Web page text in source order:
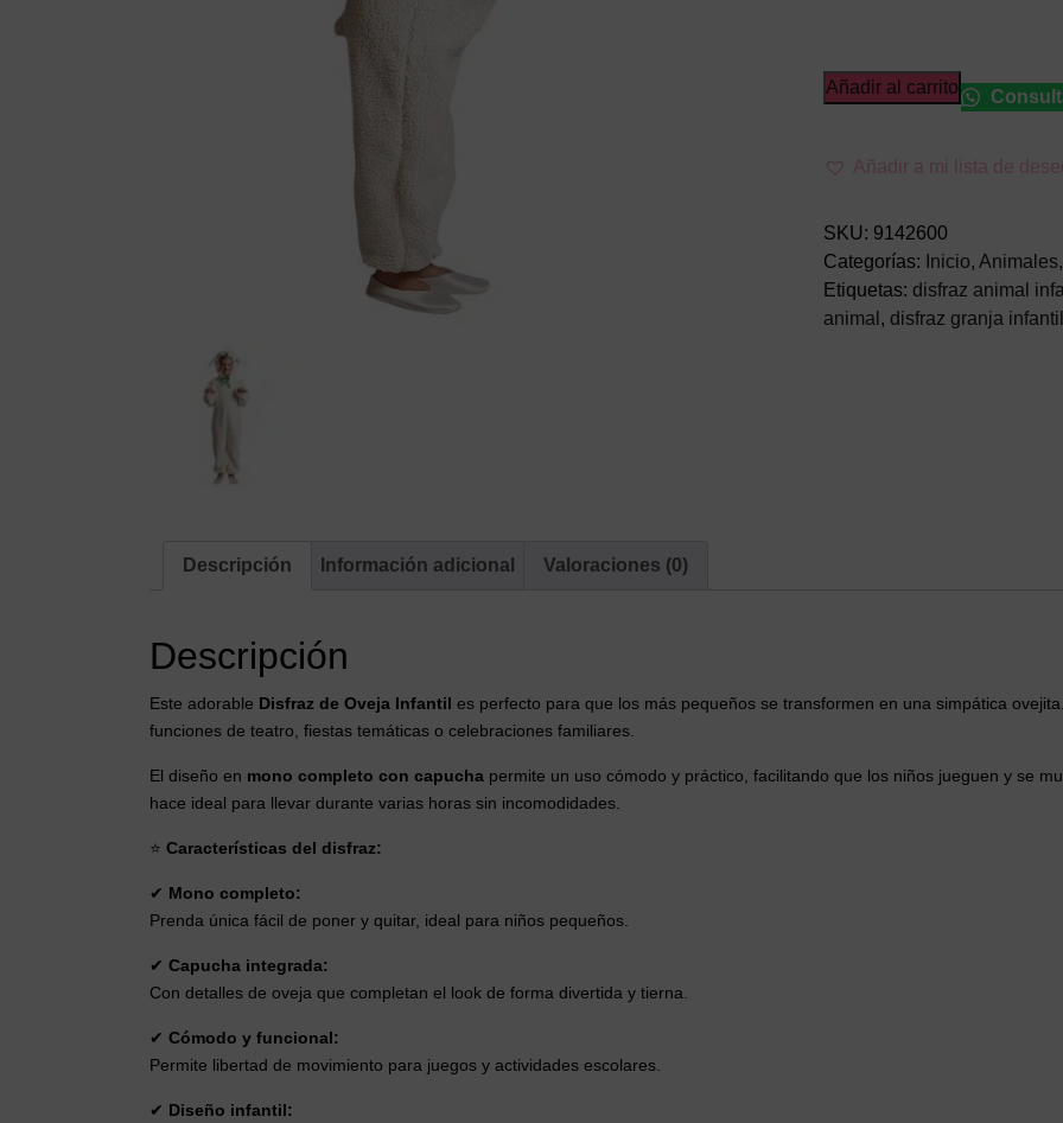
Disfraz
Infantil
Mono
con
Capucha
cantidad
Añadir al carrito
Añadir a mi lista de
SKU: 9142600
Categorías: Inicio, Animales
Etiquetas: disfraz animal
animal , disfraz granja infantil
Descripción Información adicional Valoraciones (0)
Descripción
Este adorable Disfraz de Oveja Infantil es perfecto para que los más pequeños se transformen en una simpática
funciones de teatro, fiestas temáticas o celebraciones familiares.
El diseño en mono completo con capucha permite un uso cómodo y práctico, facilitando que los niños jueguen y se
hace ideal para llevar durante varias horas sin incomodidades.
⭐ Características del disfraz:
✔ Mono completo:
Prenda única fácil de poner y quitar, ideal para niños pequeños.
✔ Capucha integrada:
Con detalles de oveja que completan el look de forma divertida y tierna.
✔ Cómodo y funcional:
Permite libertad de movimiento para juegos y actividades escolares.
✔ Diseño infantil: